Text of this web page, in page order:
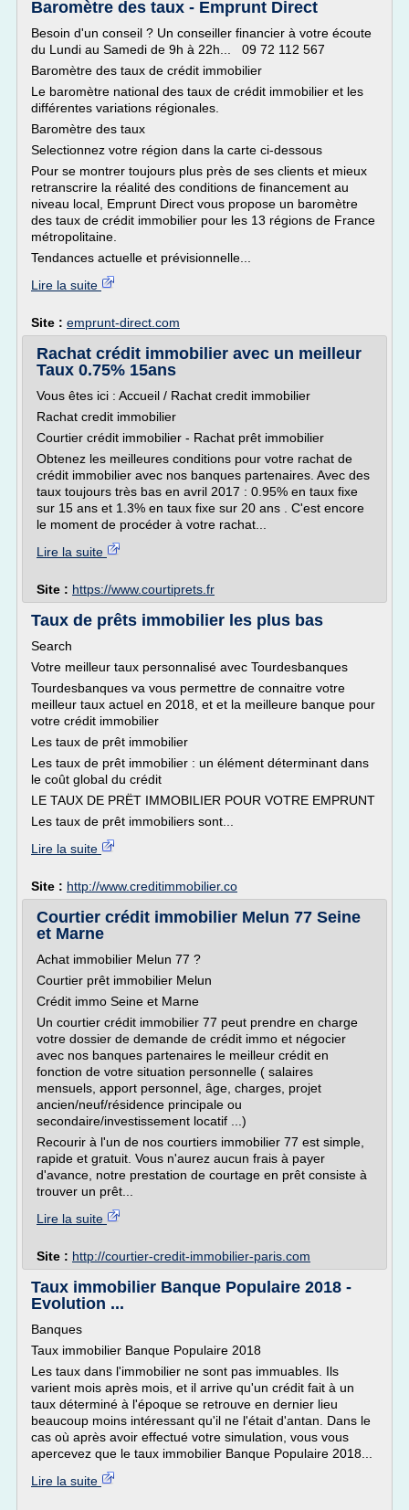
Baromètre des taux - Emprunt Direct
Besoin d'un conseil ? Un conseiller financier à votre écoute
du Lundi au Samedi de 9h à 22h... 09 72 112 567
Baromètre des taux de crédit immobilier
Le baromètre national des taux de crédit immobilier et les
différentes variations régionales.
Baromètre des taux
Selectionnez votre région dans la carte ci-dessous
Pour se montrer toujours plus près de ses clients et mieux
retranscrire la réalité des conditions de financement au
niveau local, Emprunt Direct vous propose un baromètre
des taux de crédit immobilier pour les 13 régions de France
métropolitaine.
Tendances actuelle et prévisionnelle...
Lire la suite
Site : emprunt-direct.com
Rachat crédit immobilier avec un meilleur
Taux 0.75% 15ans
Vous êtes ici : Accueil / Rachat credit immobilier
Rachat credit immobilier
Courtier crédit immobilier - Rachat prêt immobilier
Obtenez les meilleures conditions pour votre rachat de
crédit immobilier avec nos banques partenaires. Avec des
taux toujours très bas en avril 2017 : 0.95% en taux fixe
sur 15 ans et 1.3% en taux fixe sur 20 ans . C'est encore
le moment de procéder à votre rachat...
Lire la suite
Site : https://www.courtiprets.fr
Taux de prêts immobilier les plus bas
Search
Votre meilleur taux personnalisé avec Tourdesbanques
Tourdesbanques va vous permettre de connaitre votre
meilleur taux actuel en 2018, et et la meilleure banque pour
votre crédit immobilier
Les taux de prêt immobilier
Les taux de prêt immobilier : un élément déterminant dans
le coût global du crédit
LE TAUX DE PRËT IMMOBILIER POUR VOTRE EMPRUNT
Les taux de prêt immobiliers sont...
Lire la suite
Site : http://www.creditimmobilier.co
Courtier crédit immobilier Melun 77 Seine
et Marne
Achat immobilier Melun 77 ?
Courtier prêt immobilier Melun
Crédit immo Seine et Marne
Un courtier crédit immobilier 77 peut prendre en charge
votre dossier de demande de crédit immo et négocier
avec nos banques partenaires le meilleur crédit en
fonction de votre situation personnelle ( salaires
mensuels, apport personnel, âge, charges, projet
ancien/neuf/résidence principale ou
secondaire/investissement locatif ...)
Recourir à l'un de nos courtiers immobilier 77 est simple,
rapide et gratuit. Vous n'aurez aucun frais à payer
d'avance, notre prestation de courtage en prêt consiste à
trouver un prêt...
Lire la suite
Site : http://courtier-credit-immobilier-paris.com
Taux immobilier Banque Populaire 2018 -
Evolution ...
Banques
Taux immobilier Banque Populaire 2018
Les taux dans l'immobilier ne sont pas immuables. Ils
varient mois après mois, et il arrive qu'un crédit fait à un
taux déterminé à l'époque se retrouve en dernier lieu
beaucoup moins intéressant qu'il ne l'était d'antan. Dans le
cas où après avoir effectué votre simulation, vous vous
apercevez que le taux immobilier Banque Populaire 2018...
Lire la suite